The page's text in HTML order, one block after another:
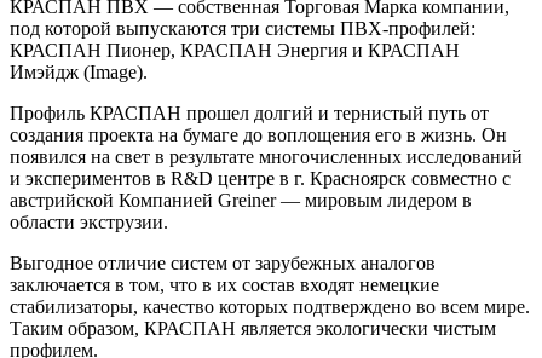
КРАСПАН ПВХ — собственная Торговая Марка компании,
под которой выпускаются три системы ПВХ-профилей:
КРАСПАН Пионер, КРАСПАН Энергия и КРАСПАН
Имэйдж (Image).
Профиль КРАСПАН прошел долгий и тернистый путь от
создания проекта на бумаге до воплощения его в жизнь. Он
появился на свет в результате многочисленных исследований
и экспериментов в R&D центре в г. Красноярск совместно с
австрийской Компанией Greiner — мировым лидером в
области экструзии.
Выгодное отличие систем от зарубежных аналогов
заключается в том, что в их состав входят немецкие
стабилизаторы, качество которых подтверждено во всем мире.
Таким образом, КРАСПАН является экологически чистым
профилем.